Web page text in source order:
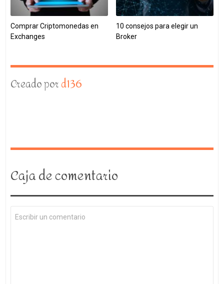
Comprar Criptomonedas en
Exchanges
10 consejos para elegir un
Broker
Creado pord136
Caja de comentario